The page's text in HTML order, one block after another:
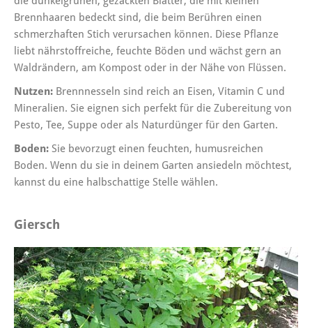
Brennhaaren bedeckt sind, die beim Berühren einen
schmerzhaften Stich verursachen können. Diese Pflanze
liebt nährstoffreiche, feuchte Böden und wächst gern an
Waldrändern, am Kompost oder in der Nähe von Flüssen.
Nutzen: Brennnesseln sind reich an Eisen, Vitamin C und
Mineralien. Sie eignen sich perfekt für die Zubereitung von
Pesto, Tee, Suppe oder als Naturdünger für den Garten.
Boden: Sie bevorzugt einen feuchten, humusreichen
Boden. Wenn du sie in deinem Garten ansiedeln möchtest,
kannst du eine halbschattige Stelle wählen.
Giersch